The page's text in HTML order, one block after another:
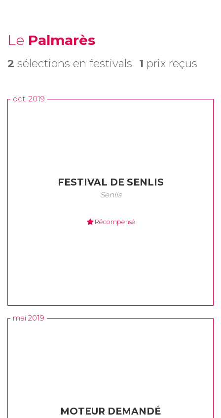
Le Palmarès
2 sélections en festivals 1 prix reçus
oct. 2019
FESTIVAL DE SENLIS
Senlis
Récompensé
mai 2019
MOTEUR DEMANDÉ